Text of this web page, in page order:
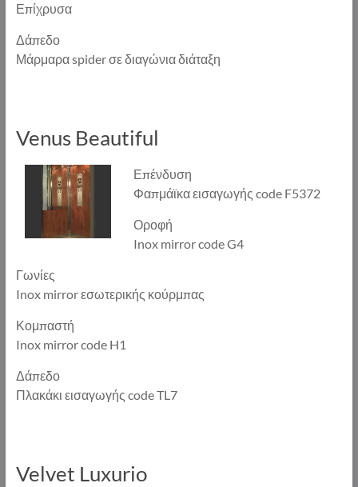
Επίχρυσα
Δάπεδο
Μάρμαρα spider σε διαγώνια διάταξη
Venus Beautiful
Επένδυση
Φαπμάϊκα εισαγωγής code F5372
Οροφή
Inox mirror code G4
Γωνίες
Inox mirror εσωτερικής κούρμπας
Κομπαστή
Inox mirror code H1
Δάπεδο
Πλακάκι εισαγωγής code TL7
Velvet Luxurio